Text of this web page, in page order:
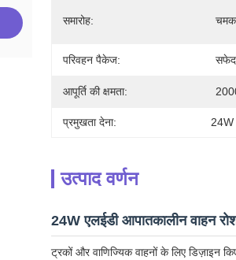
समारोह:
परिवहन पैकेज:
आपूर्ति की क्षमता:
प्रमुखता देना: 24W
उत्पाद वर्णन
24W एलईडी आपातकालीन वाहन
ट्रकों और वाणिज्यिक वाहनों के लिए डिज़ाइन